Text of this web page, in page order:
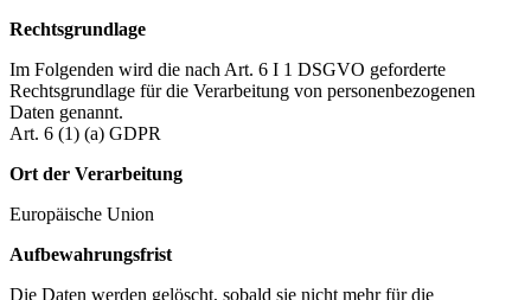
Rechtsgrundlage
Im Folgenden wird die nach Art. 6 I 1 DSGVO geforderte
Rechtsgrundlage für die Verarbeitung von personenbezogenen
Daten genannt.
Art. 6 (1) (a) GDPR
Ort der Verarbeitung
Europäische Union
Aufbewahrungsfrist
Die Daten werden gelöscht, sobald sie nicht mehr für die